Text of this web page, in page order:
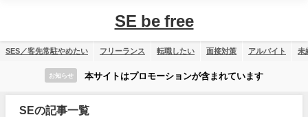
SE be free
SES／客先常駐やめたい フリーランス 転職したい 面接対策 アルバイト 未
お知らせ 本サイトはプロモーションが含まれています
SEの記事一覧